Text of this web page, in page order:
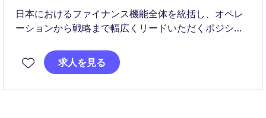
日本におけるファイナンス機能全体を統括し、オペレ
ーションから戦略まで幅広くリードいただくポジショ
改善およびグローバル連携を推進していただきます。
求人を見る